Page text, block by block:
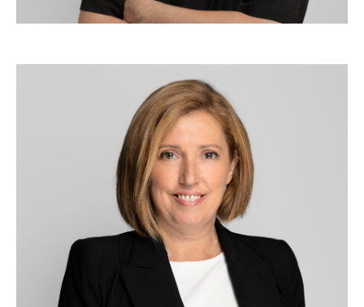
MARINA FERNANDEZ
Trainer IR Academy